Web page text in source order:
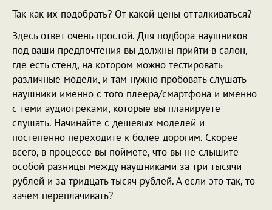
Так как их подобрать? От какой цены отталкиваться?
Здесь ответ очень простой. Для подбора наушников
под ваши предпочтения вы должны прийти в салон,
где есть стенд, на котором можно тестировать
различные модели, и там нужно пробовать слушать
наушники именно с того плеера/смартфона и именно
с теми аудиотреками, которые вы планируете
слушать. Начинайте с дешевых моделей и
постепенно переходите к более дорогим. Скорее
всего, в процессе вы поймете, что вы не слышите
особой разницы между наушниками за три тысячи
рублей и за тридцать тысяч рублей. А если это так, то
зачем переплачивать?